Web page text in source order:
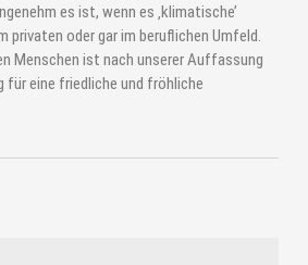
es ist, wenn es ‚klimatische’
privaten oder gar im beruflichen Umfeld.
Menschen ist nach unserer Auffassung
für eine friedliche und fröhliche